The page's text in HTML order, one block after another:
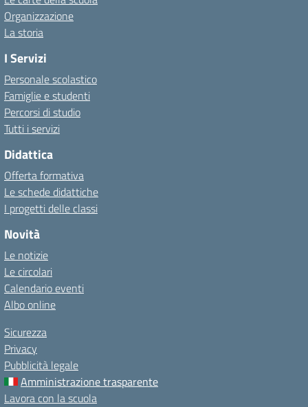
Organizzazione
La storia
I Servizi
Personale scolastico
Famiglie e studenti
Percorsi di studio
Tutti i servizi
Didattica
Offerta formativa
Le schede didattiche
I progetti delle classi
Novità
Le notizie
Le circolari
Calendario eventi
Albo online
Sicurezza
Privacy
Pubblicità legale
Amministrazione trasparente
Lavora con la scuola